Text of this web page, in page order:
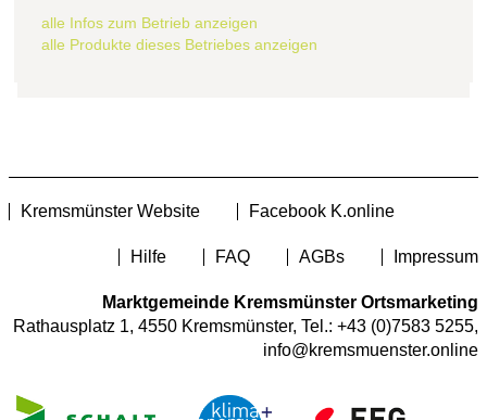
alle Infos zum Betrieb anzeigen
alle Produkte dieses Betriebes anzeigen
Kremsmünster Website Facebook K.online
Hilfe FAQ AGBs Impressum
Marktgemeinde Kremsmünster Ortsmarketing
Rathausplatz 1, 4550 Kremsmünster, Tel.: +43 (0)7583 5255,
info@kremsmuenster.online